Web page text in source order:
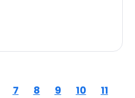
7 8 9 10 11